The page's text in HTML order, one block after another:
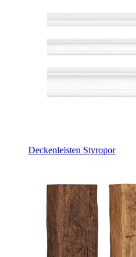
Deckenleisten Styropor